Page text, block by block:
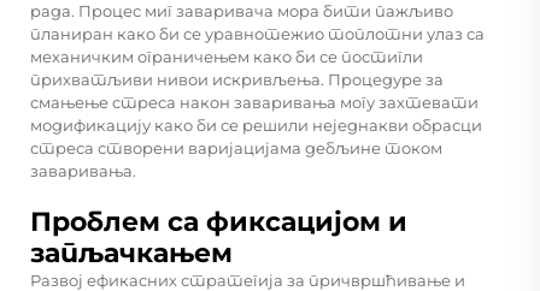
рада. Процес миг заваривача мора бити пажљиво
планиран како би се уравнотежио топлотни улаз са
механичким ограничењем како би се постигли
прихватљиви нивои искривљења. Процедуре за
смањење стреса након заваривања могу захтевати
модификацију како би се решили неједнакви обрасци
стреса створени варијацијама дебљине током
заваривања.
Проблем са фиксацијом и
запљачкањем
Развој ефикасних стратегија за причвршћивање и